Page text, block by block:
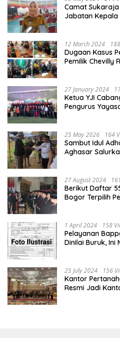
Camat
Jabatan Kepala
12 March 2024
Dugaan Kasus
Pemilik Chevilly
27 January 2024
Ketua YJI
Pengurus
25 May 2026 164
Sambut Idul
Aghasar
27 August 2024
Berikut Daftar
Bogor Terpilih
1 April 2024 158
Pelayanan
Dinilai Buruk, Ini
25 July 2024 156
Kantor
Resmi Jadi